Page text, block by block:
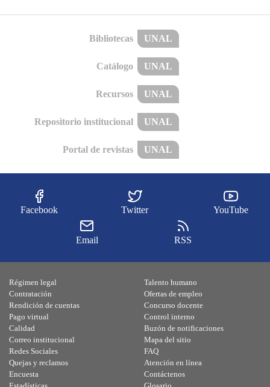
Bibliotecas UNAL
Catálogo UNAL
Recursos UNAL
Repositorio institucional UNAL
Portal de revistas UNAL
Facebook Twitter YouTube
Email RSS
Régimen legal
Contratación
Rendición de cuentas
Pago virtual
Calidad
Talento humano
Ofertas de empleo
Concurso docente
Control interno
Buzón de notificaciones
Correo institucional
Redes Sociales
Quejas y reclamos
Encuesta
Mapa del sitio
FAQ
Atención en línea
Contáctenos